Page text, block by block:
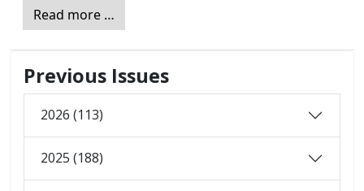
Read more …
Previous Issues
2026 (113)
2025 (188)